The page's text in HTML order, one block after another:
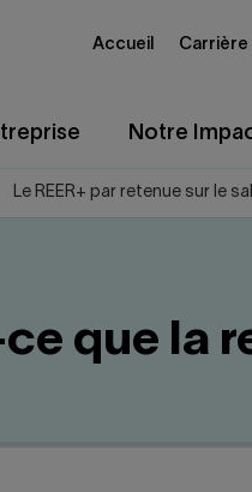
Notre
Accueil Carrière
Le REER+ par retenue sur le
que la